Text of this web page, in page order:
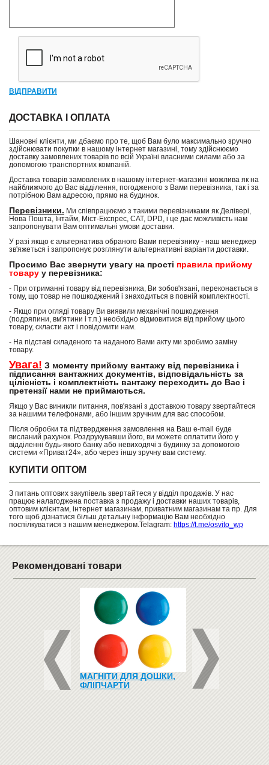
ВІДПРАВИТИ
ДОСТАВКА І ОПЛАТА
Шановні клієнти, ми дбаємо про те, щоб Вам було максимально зручно
здійснювати покупки в нашому інтернет магазині, тому здійснюємо
доставку замовлених товарів по всій Україні власними силами або за
допомогою транспортних компаній.
Доставка товарів замовлених в нашому інтернет-магазині можлива як на
найближчого до Вас відділення, погодженого з Вами перевізника, так і за
потрібною Вам адресою, прямо на будинок.
Перевізники. Ми співпрацюємо з такими перевізниками як Делівері,
Нова Пошта, Інтайм, Міст-Експрес, САТ, DPD, і це дає можливість нам
запропонувати Вам оптимальні умови доставки.
У разі якщо є альтернатива обраного Вами перевізнику - наш менеджер
зв'яжеться і запропонує розглянути альтернативні варіанти доставки.
Просимо Вас звернути увагу на прості правила прийому
товару у перевізника:
- При отриманні товару від перевізника, Ви зобов'язані, переконається в
тому, що товар не пошкоджений і знаходиться в повній комплектності.
- Якщо при огляді товару Ви виявили механічні пошкодження
(подряпини, вм'ятини і т.п.) необхідно відмовитися від прийому цього
товару, скласти акт і повідомити нам.
- На підставі складеного та наданого Вами акту ми зробимо заміну
товару.
Увага! З моменту прийому вантажу від перевізника і
підписання вантажних документів, відповідальність за
цілісність і комплектність вантажу переходить до Вас і
претензії нами не приймаються.
Якщо у Вас виникли питання, пов'язані з доставкою товару звертайтеся
за нашими телефонами, або іншим зручним для вас способом.
Після обробки та підтвердження замовлення на Ваш e-mail буде
висланий рахунок. Роздрукувавши його, ви можете оплатити його у
відділенні будь-якого банку або невиходячі з будинку за допомогою
системи «Приват24», або через іншу зручну вам систему.
КУПИТИ ОПТОМ
З питань оптових закупівель звертайтеся у відділ продажів. У нас
працює налагоджена поставка з продажу і доставки наших товарів,
оптовим клієнтам, інтернет магазинам, приватним магазинам та пр. Для
того щоб дізнатися більш детальну інформацію Вам необхідно
поспілкуватися з нашим менеджером.Telagram: https://t.me/osvito_wp
Рекомендовані товари
ДИТЯЧОГО
З
МАГНІТИ ДЛЯ ДОШКИ,
ФЛІПЧАРТИ
НАБІР МАРКЕРІВ З
ГУБКОЮ ДЛЯ